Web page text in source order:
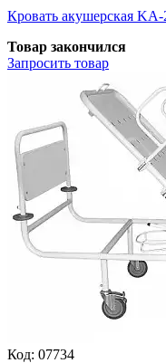
Кровать акушерская
Товар закончился
Запросить товар
Код: 07734